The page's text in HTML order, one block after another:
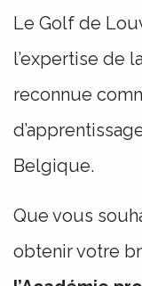
Le Golf de
l’expertise de la
reconnue
Belgique.
Que vous
obtenir votre